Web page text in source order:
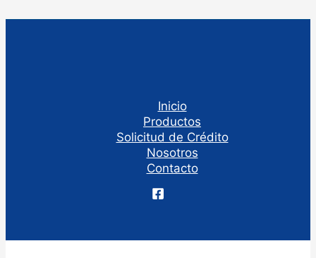
Inicio
Productos
Solicitud de Crédito
Nosotros
Contacto